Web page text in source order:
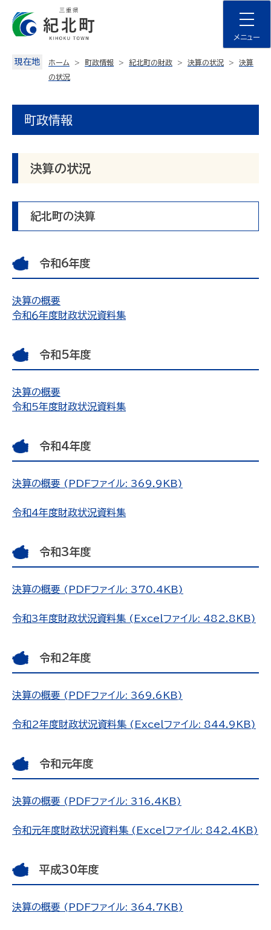
content
メニュー
現在地 ホーム 町政情報 紀北町の財政 決算の状況
決算
の状況
町政情報
決算の状況
紀北町の決算
令和6年度
決算の概要
令和６年度財政状況資料集
令和5年度
決算の概要
令和5年度財政状況資料集
令和4年度
決算の概要 (PDFファイル: 369.9KB)
令和4年度財政状況資料集
令和3年度
決算の概要 (PDFファイル: 370.4KB)
令和3年度財政状況資料集 (Excelファイル: 482.8KB)
令和2年度
決算の概要 (PDFファイル: 369.6KB)
令和2年度財政状況資料集 (Excelファイル: 844.9KB)
令和元年度
決算の概要 (PDFファイル: 316.4KB)
令和元年度財政状況資料集 (Excelファイル: 842.4KB)
平成30年度
決算の概要 (PDFファイル: 364.7KB)